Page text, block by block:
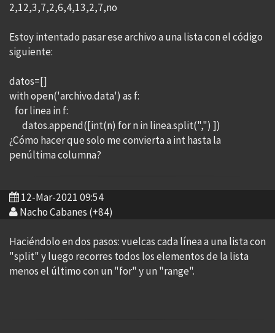
2,12,3,7,2,6,4,13,2,7,no
Estoy intentado pasar ese archivo a una lista con el código
siguiente:
datos=[]
with open('archivo.data') as f:
for linea in f:
datos.append([int(n) for n in linea.split(",") ])
¿Cómo hacer que solo me convierta a int hasta la
penúltima columna?
12-Mar-2021 09:54
Nacho Cabanes (+84)
Haciéndolo en dos pasos: vuelcas cada línea a una lista con
"split" y luego recorres todos los elementos de la lista
menos el último con un "for" y un "range".